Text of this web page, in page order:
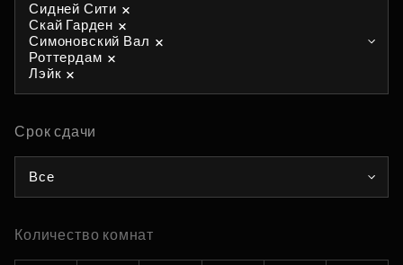
Сидней Сити
Скай Гарден
Симоновский Вал
Роттердам
Лэйк
Срок сдачи
Все
Количество комнат